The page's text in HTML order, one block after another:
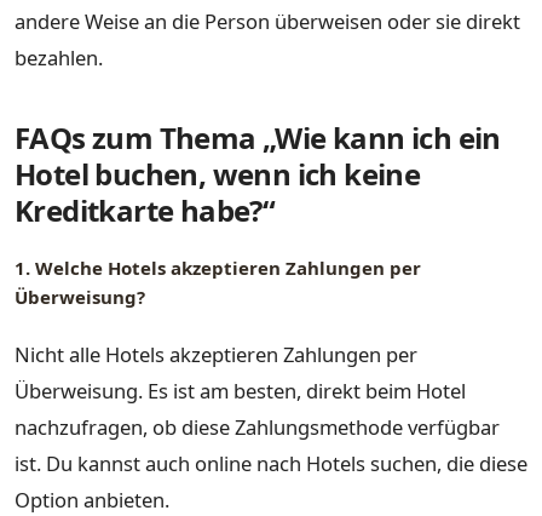
andere Weise an die Person überweisen oder sie direkt
bezahlen.
FAQs zum Thema „Wie kann ich ein
Hotel buchen, wenn ich keine
Kreditkarte habe?“
1. Welche Hotels akzeptieren Zahlungen per
Überweisung?
Nicht alle Hotels akzeptieren Zahlungen per
Überweisung. Es ist am besten, direkt beim Hotel
nachzufragen, ob diese Zahlungsmethode verfügbar
ist. Du kannst auch online nach Hotels suchen, die diese
Option anbieten.